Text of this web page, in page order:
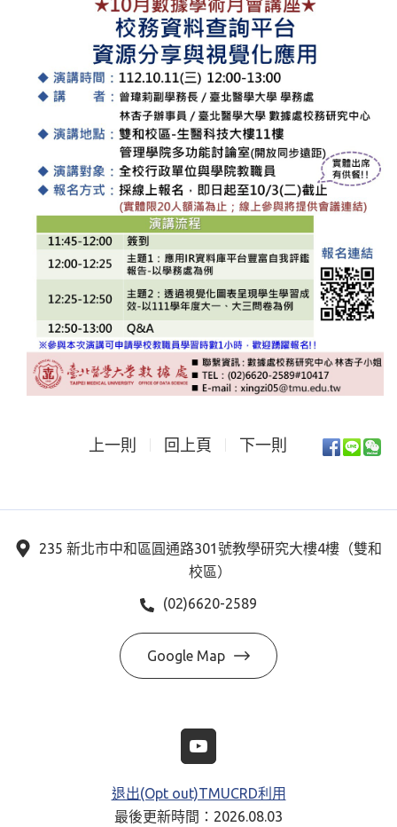
上一則 回上頁 下一則
235 新北市中和區圓通路301號教學研究大樓4樓（雙和
校區）
(02)6620-2589
Google Map
退出(Opt out)TMUCRD利用
最後更新時間：2026.08.03